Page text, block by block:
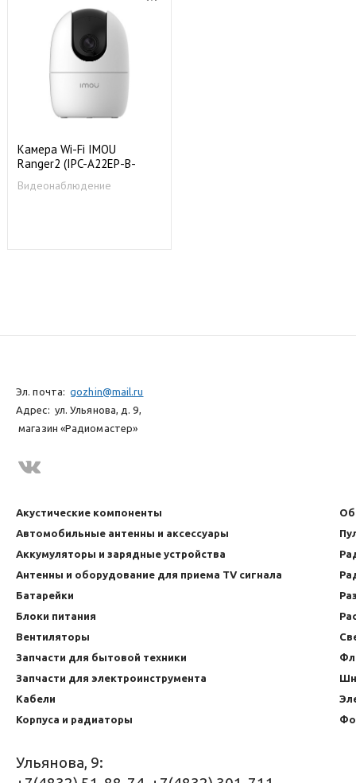
Камера Wi-Fi IMOU
Ranger2 (IPC-A22EP-B-
Видеонаблюдение
Эл. почта: gozhin@mail.ru
Адрес: ул. Ульянова, д. 9,
магазин «Радиомастер»
Акустические компоненты
Автомобильные антенны и аксессуары
Аккумуляторы и зарядные устройства
Антенны и оборудование для приема TV сигнала
Батарейки
Блоки питания
Вентиляторы
Запчасти для бытовой техники
Запчасти для электроинструмента
Кабели
Корпуса и радиаторы
Ульянова, 9: